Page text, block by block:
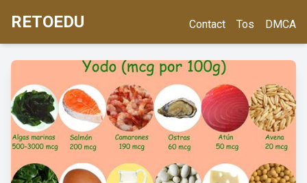
RETOEDU Contact Tos DMCA